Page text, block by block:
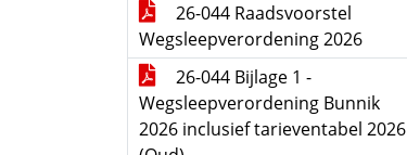
26-044 Raadsvoorstel
Wegsleepverordening 2026
26-044 Bijlage 1 -
Wegsleepverordening Bunnik
2026 inclusief tarieventabel 2026